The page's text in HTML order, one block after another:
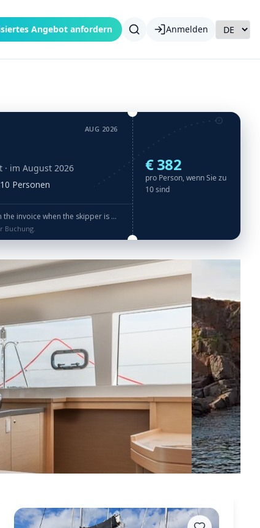
Angebot anfordern Anmelden
AUG 2026
· im August 2026
Personen
invoice when the skipper is hired
Buchung.
€ 382
pro Person, wenn Sie zu
10 sind